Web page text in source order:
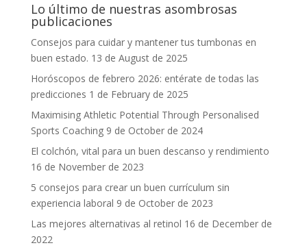
Lo último de nuestras asombrosas
publicaciones
Consejos para cuidar y mantener tus tumbonas en
buen estado. 13 de August de 2025
Horóscopos de febrero 2026: entérate de todas las
predicciones 1 de February de 2025
Maximising Athletic Potential Through Personalised
Sports Coaching 9 de October de 2024
El colchón, vital para un buen descanso y rendimiento
16 de November de 2023
5 consejos para crear un buen currículum sin
experiencia laboral 9 de October de 2023
Las mejores alternativas al retinol 16 de December de
2022